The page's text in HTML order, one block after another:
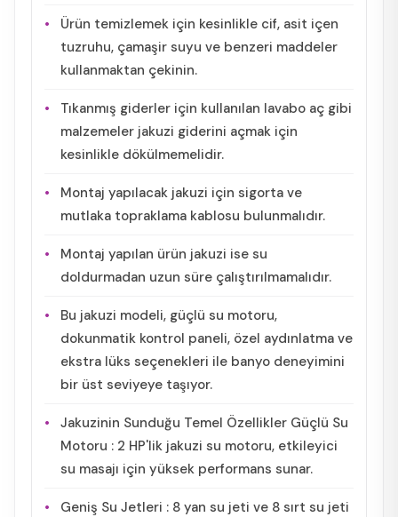
Ürün temizlemek için kesinlikle cif, asit içen
tuzruhu, çamaşir suyu ve benzeri maddeler
kullanmaktan çekinin.
Tıkanmış giderler için kullanılan lavabo aç gibi
malzemeler jakuzi giderini açmak için
kesinlikle dökülmemelidir.
Montaj yapılacak jakuzi için sigorta ve
mutlaka topraklama kablosu bulunmalıdır.
Montaj yapılan ürün jakuzi ise su
doldurmadan uzun süre çalıştırılmamalıdır.
Bu jakuzi modeli, güçlü su motoru,
dokunmatik kontrol paneli, özel aydınlatma ve
ekstra lüks seçenekleri ile banyo deneyimini
bir üst seviyeye taşıyor.
Jakuzinin Sunduğu Temel Özellikler Güçlü Su
Motoru : 2 HP'lik jakuzi su motoru, etkileyici
su masajı için yüksek performans sunar.
Geniş Su Jetleri : 8 yan su jeti ve 8 sırt su jeti